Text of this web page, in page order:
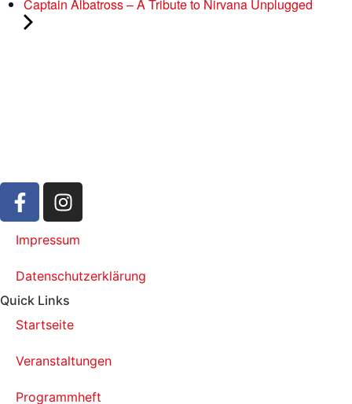
Captain Albatross – A Tribute to Nirvana Unplugged
Impressum
Datenschutzerklärung
Quick Links
Startseite
Veranstaltungen
Programmheft